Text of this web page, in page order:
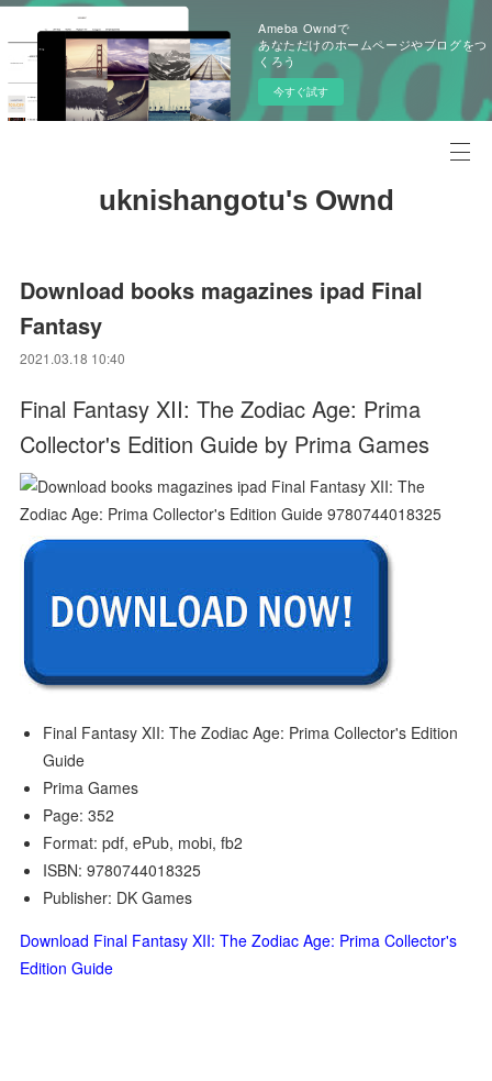
Ameba Owndで
あなただけのホームページやブログをつ
くろう
今すぐ試す
uknishangotu's Ownd
Download books magazines ipad Final
Fantasy
2021.03.18 10:40
Final Fantasy XII: The Zodiac Age: Prima
Collector's Edition Guide by Prima Games
Final Fantasy XII: The Zodiac Age: Prima Collector's Edition
Guide
Prima Games
Page: 352
Format: pdf, ePub, mobi, fb2
ISBN: 9780744018325
Publisher: DK Games
Download Final Fantasy XII: The Zodiac Age: Prima Collector's
Edition Guide